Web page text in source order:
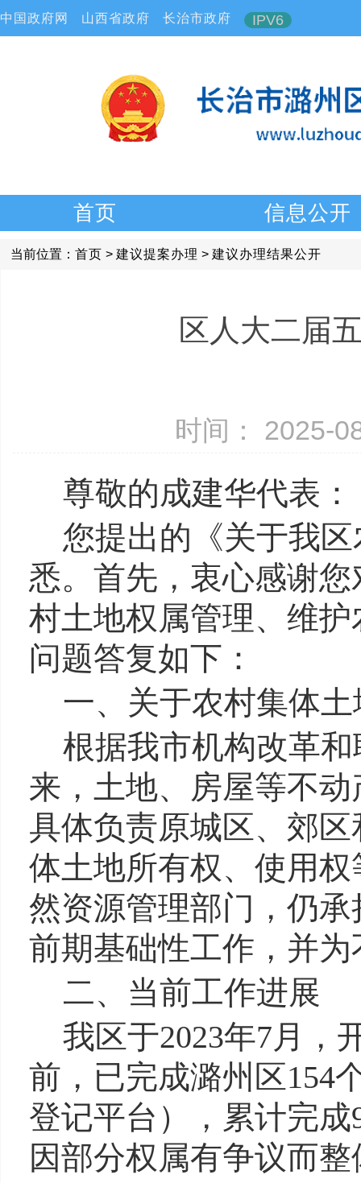
中国政府网 山西省政府 长治市政府 IPV6
首页 信息公开
当前位置： 首页 > 建议提案办理 > 建议办理结果公开
区人大二届
时间：
尊敬的成建华代表：
您提出的《关于我
悉。首先，衷心感谢
村土地权属管理、维
问题答复如下：
一、关于农村集体
根据我市机构改革
来，土地、房屋等不
具体负责原城区、郊
体土地所有权、使用
然资源管理部门，仍
前期基础性工作，并
二、当前工作进展
我区于2023年7月，
前，已完成潞州区154
登记平台），累计完
因部分权属有争议而